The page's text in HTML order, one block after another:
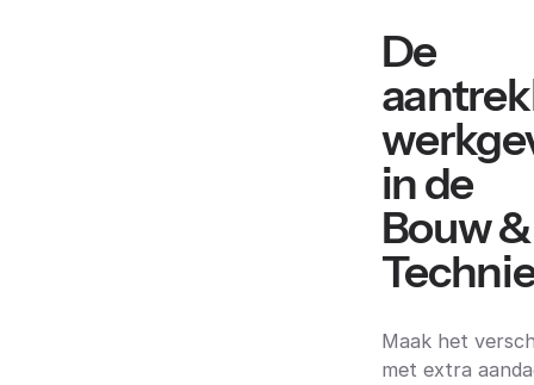
De
in de
Bouw &
Maak het
met extra